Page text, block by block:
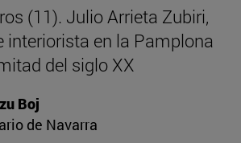
(11). Julio Arrieta Zubiri,
interiorista en la Pamplona
del siglo XX
Boj
de Navarra